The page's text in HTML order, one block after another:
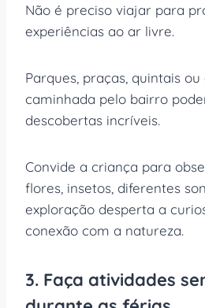
Não é preciso viajar para
experiências ao ar livre.
Parques, praças, quintais
caminhada pelo bairro
descobertas incríveis.
Convide a criança para
flores, insetos, diferentes
exploração desperta a
conexão com a natureza.
3. Faça atividades